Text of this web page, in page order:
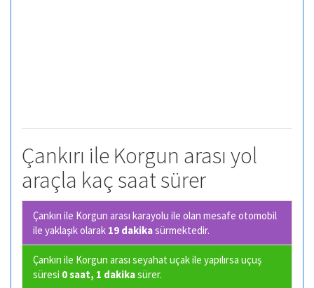
Çankırı ile Korgun arası yol
araçla kaç saat sürer
Çankırı ile Korgun arası karayolu ile olan mesafe otomobil
ile yaklaşık olarak 19 dakikasürmektedir.
Çankırı ile Korgun arası seyahat uçak ile yapılırsa uçuş
süresi 0 saat, 1 dakikasürer.